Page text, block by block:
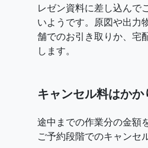
レゼン資料に差し込んで
いようです。原図や出力
舗でのお引き取りか、宅
します。
キャンセル料はかか
途中までの作業分の金額
ご予約段階でのキャンセ